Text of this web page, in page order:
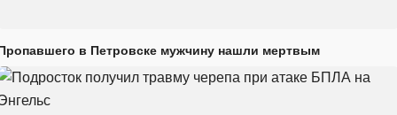
в Петровске мужчину нашли мертвым